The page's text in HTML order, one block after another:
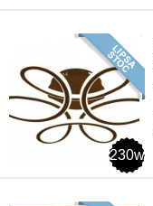
230w